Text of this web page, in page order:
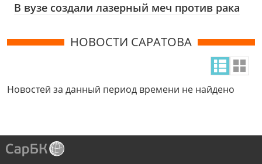
В вузе создали лазерный меч против рака
НОВОСТИ САРАТОВА
Новостей за данный период времени не найдено